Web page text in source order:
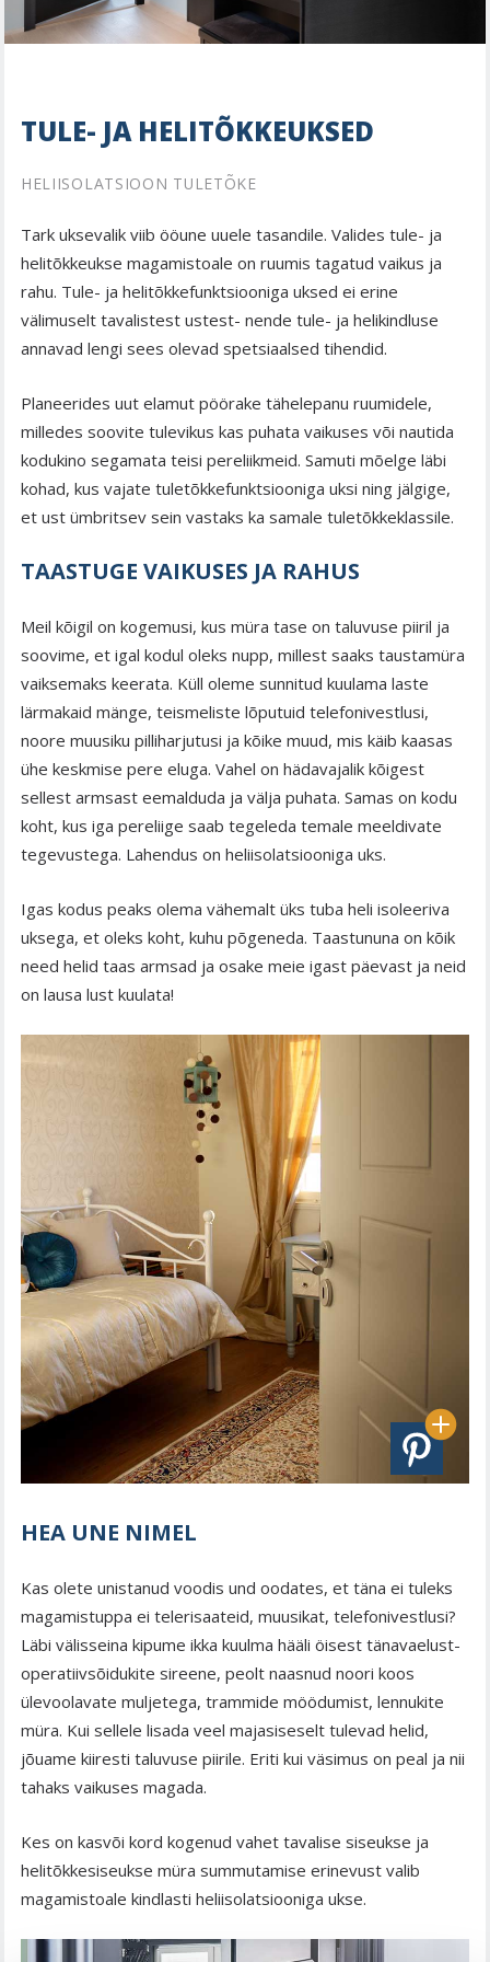
TULE- JA HELITÕKKEUKSED
HELIISOLATSIOON TULETÕKE
Tark uksevalik viib ööune uuele tasandile. Valides tule- ja
helitõkkeukse magamistoale on ruumis tagatud vaikus ja
rahu. Tule- ja helitõkkefunktsiooniga uksed ei erine
välimuselt tavalistest ustest- nende tule- ja helikindluse
annavad lengi sees olevad spetsiaalsed tihendid.
Planeerides uut elamut pöörake tähelepanu ruumidele,
milledes soovite tulevikus kas puhata vaikuses või nautida
kodukino segamata teisi pereliikmeid. Samuti mõelge läbi
kohad, kus vajate tuletõkkefunktsiooniga uksi ning jälgige,
et ust ümbritsev sein vastaks ka samale tuletõkkeklassile.
TAASTUGE VAIKUSES JA RAHUS
Meil kõigil on kogemusi, kus müra tase on taluvuse piiril ja
soovime, et igal kodul oleks nupp, millest saaks taustamüra
vaiksemaks keerata. Küll oleme sunnitud kuulama laste
lärmakaid mänge, teismeliste lõputuid telefonivestlusi,
noore muusiku pilliharjutusi ja kõike muud, mis käib kaasas
ühe keskmise pere eluga. Vahel on hädavajalik kõigest
sellest armsast eemalduda ja välja puhata. Samas on kodu
koht, kus iga pereliige saab tegeleda temale meeldivate
tegevustega. Lahendus on heliisolatsiooniga uks.
Igas kodus peaks olema vähemalt üks tuba heli isoleeriva
uksega, et oleks koht, kuhu põgeneda. Taastununa on kõik
need helid taas armsad ja osake meie igast päevast ja neid
on lausa lust kuulata!
HEA UNE NIMEL
Kas olete unistanud voodis und oodates, et täna ei tuleks
magamistuppa ei telerisaateid, muusikat, telefonivestlusi?
Läbi välisseina kipume ikka kuulma hääli öisest tänavaelust-
operatiivsõidukite sireene, peolt naasnud noori koos
ülevoolavate muljetega, trammide möödumist, lennukite
müra. Kui sellele lisada veel majasiseselt tulevad helid,
jõuame kiiresti taluvuse piirile. Eriti kui väsimus on peal ja nii
tahaks vaikuses magada.
Kes on kasvõi kord kogenud vahet tavalise siseukse ja
helitõkkesiseukse müra summutamise erinevust valib
magamistoale kindlasti heliisolatsiooniga ukse.